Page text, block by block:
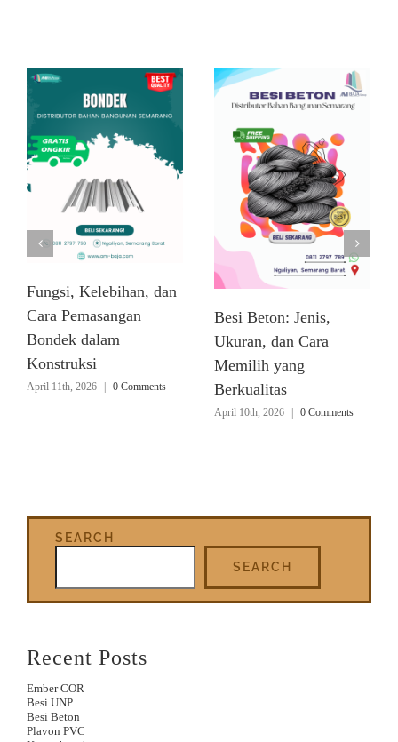
Fungsi, Kelebihan, dan
Cara Pemasangan
Bondek dalam
Konstruksi
April 11th, 2026 | 0 Comments
Besi Beton: Jenis,
Ukuran, dan Cara
Memilih yang
Berkualitas
April 10th, 2026 | 0 Comments
SEARCH
SEARCH
Recent Posts
Ember COR
Besi UNP
Besi Beton
Plavon PVC